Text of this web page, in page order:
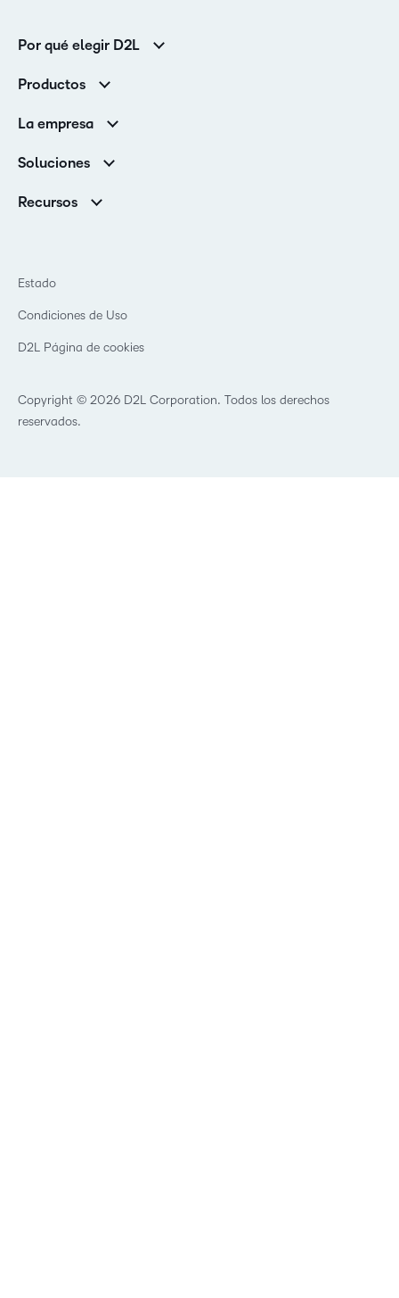
Por qué elegir D2L
Clientes corporativos
Productos
Servicios y asistencia
Asistencia
La empresa
Contactos y ubicaciones
Sala de Prensa
Soluciones
Educación primaria y secundaria
Organizaciones de capacitación
Recursos
Comunidad
Copyright © 2026 D2L Corporation. Todos los derechos
reservados.
Estado
Condiciones de Uso
D2L Página de cookies